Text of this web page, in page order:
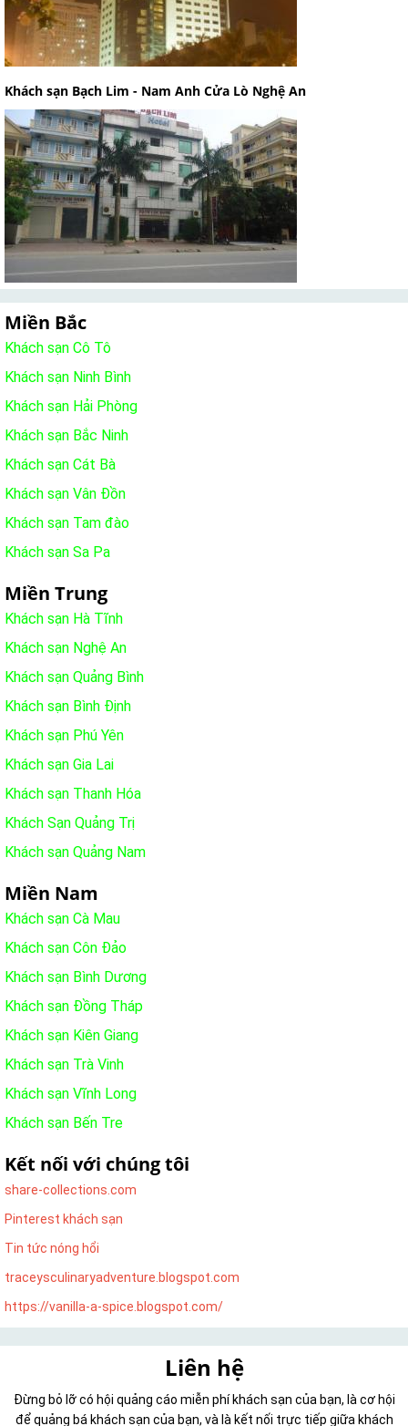
Khách sạn Bạch Lim - Nam Anh Cửa Lò Nghệ An
Miền Bắc
Khách sạn Cô Tô
Khách sạn Ninh Bình
Khách sạn Hải Phòng
Khách sạn Bắc Ninh
Khách sạn Cát Bà
Khách sạn Vân Đồn
Khách sạn Tam đào
Khách sạn Sa Pa
Miền Trung
Khách sạn Hà Tĩnh
Khách sạn Nghệ An
Khách sạn Quảng Bình
Khách sạn Bình Định
Khách sạn Phú Yên
Khách sạn Gia Lai
Khách sạn Thanh Hóa
Khách Sạn Quảng Trị
Khách sạn Quảng Nam
Miền Nam
Khách sạn Cà Mau
Khách sạn Côn Đảo
Khách sạn Bình Dương
Khách sạn Đồng Tháp
Khách sạn Kiên Giang
Khách sạn Trà Vinh
Khách sạn Vĩnh Long
Khách sạn Bến Tre
Kết nối với chúng tôi
share-collections.com
Pinterest khách sạn
Tin tức nóng hổi
traceysculinaryadventure.blogspot.com
https://vanilla-a-spice.blogspot.com/
Liên hệ
Đừng bỏ lỡ có hội quảng cáo miễn phí khách sạn của bạn, là cơ hội
để quảng bá khách sạn của bạn, và là kết nối trực tiếp giữa khách